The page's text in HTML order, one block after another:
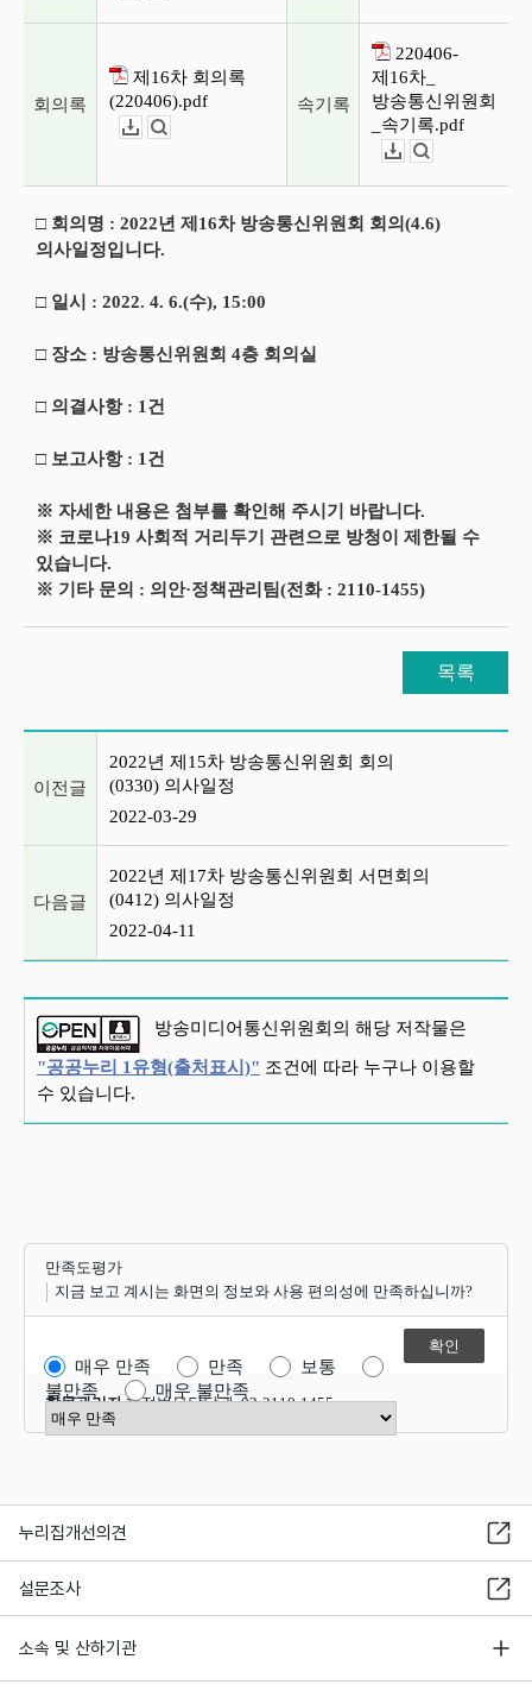
회의록
제16차 회의록
(220406).pdf
속기록
220406-
제16차_
방송통신위원회
_속기록.pdf
□ 회의명 : 2022년 제16차 방송통신위원회 회의(4.6)
의사일정입니다.
□ 일시 : 2022. 4. 6.(수), 15:00
□ 장소 : 방송통신위원회 4층 회의실
□ 의결사항 : 1건
□ 보고사항 : 1건
※ 자세한 내용은 첨부를 확인해 주시기 바랍니다.
※ 코로나19 사회적 거리두기 관련으로 방청이 제한될 수
있습니다.
※ 기타 문의 : 의안·정책관리팀(전화 : 2110-1455)
목록
이전글
2022년 제15차 방송통신위원회 회의
(0330) 의사일정
2022-03-29
다음글
2022년 제17차 방송통신위원회 서면회의
(0412) 의사일정
2022-04-11
방송미디어통신위원회의 해당 저작물은
"공공누리 1유형(출처표시)" 조건에 따라 누구나 이용할
수 있습니다.
만족도평가
지금 보고 계시는 화면의 정보와 사용 편의성에 만족하십니까?
매우 만족 만족
보통
불만족
매우 불만족
만족도 점수 선택
항목관리자행정법무담당관 02-2110-1455
누리집개선의견
설문조사
소속 및 산하기관